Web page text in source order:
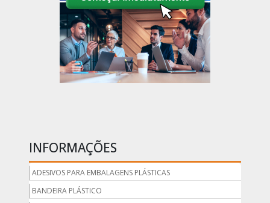
INFORMAÇÕES
ADESIVOS PARA EMBALAGENS PLÁSTICAS
BANDEIRA PLÁSTICO